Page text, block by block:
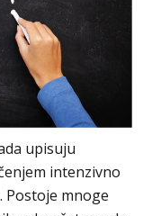
upisuju
intenzivno
Postoje mnoge